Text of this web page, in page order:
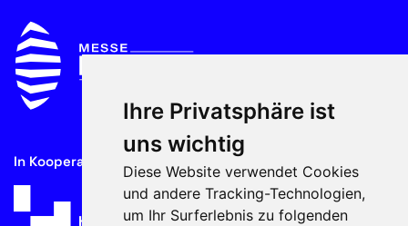
Ihre Privatsphäre ist
uns wichtig
Diese Website verwendet Cookies
und andere Tracking-Technologien,
um Ihr Surferlebnis zu folgenden
In Kooperation mit